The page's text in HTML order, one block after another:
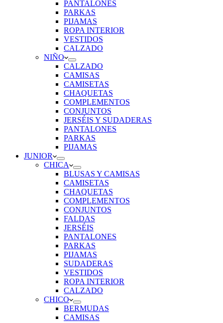
PANTALONES
PARKAS
PIJAMAS
ROPA INTERIOR
VESTIDOS
CALZADO
NIÑO
CALZADO
CAMISAS
CAMISETAS
CHAQUETAS
COMPLEMENTOS
CONJUNTOS
JERSÉIS Y SUDADERAS
PANTALONES
PARKAS
PIJAMAS
JUNIOR
CHICA
BLUSAS Y CAMISAS
CAMISETAS
CHAQUETAS
COMPLEMENTOS
CONJUNTOS
FALDAS
JERSÉIS
PANTALONES
PARKAS
PIJAMAS
SUDADERAS
VESTIDOS
ROPA INTERIOR
CALZADO
CHICO
BERMUDAS
CAMISAS